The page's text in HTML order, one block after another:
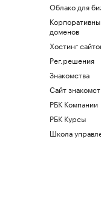
Облако для
доменов
Хостинг
Рег.решения
Знакомства
Сайт
РБК Компании
РБК Курсы
Школа